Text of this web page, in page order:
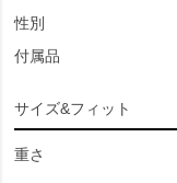
性別
付属品
サイズ&フィット
重さ